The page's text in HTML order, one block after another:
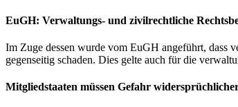
EuGH: Verwaltungs- und zivilrechtliche
Im Zuge dessen wurde vom EuGH angeführt, dass
gegenseitig schaden. Dies gelte auch für die
Mitgliedstaaten müssen Gefahr